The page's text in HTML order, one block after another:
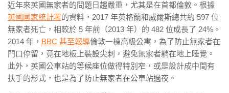
近年來英國無家者的問題日趨嚴重，尤其是在首都倫敦。根據
英國國家統計署的資料，2017 年英格蘭和威爾斯總共約 597 位
無家者死亡，相較於 5 年前（2013 年）的 482 位成長了 24%。
2014 年， BBC 甚至報導倫敦一棟高級公寓，為了防止無家者在
門口停留，竟在地板上裝設尖刺，避免無家者躺在地上睡覺。
此外，英國公車站的等候座位做得特別窄，或是設計成中間有
扶手的形式，也是為了防止無家者在公車站過夜。